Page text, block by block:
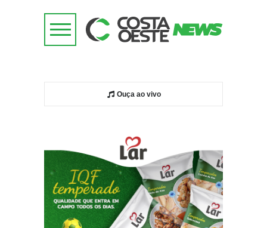
Ouça ao vivo